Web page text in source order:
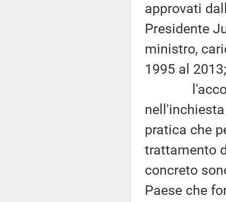
approvati
Presidente
ministro,
1995 al 2013;
l'accordo
pratica che
trattamento
concreto
Paese che